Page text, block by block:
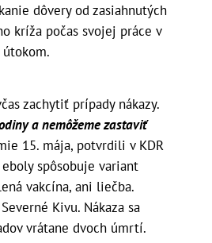
dôvery od zasiahnutých
kríža počas svojej práce v
zachytiť prípady nákazy.
a nemôžeme zastaviť
15. mája, potvrdili v KDR
spôsobuje variant
vakcína, ani liečba.
Kivu. Nákaza sa
vrátane dvoch úmrtí.